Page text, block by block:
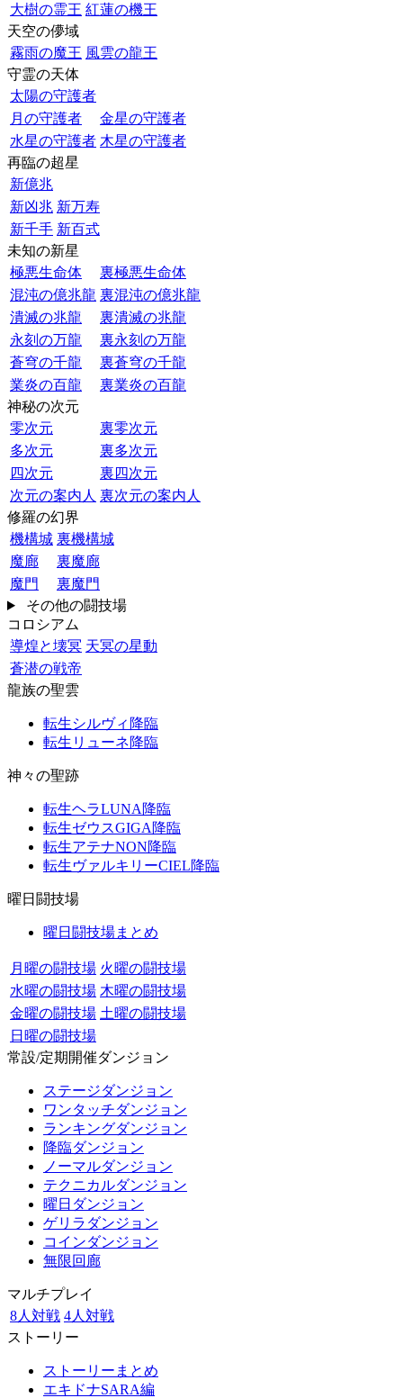
大樹の霊王 紅蓮の機王
天空の儚域
霧雨の魔王 風雲の龍王
守霊の天体
太陽の守護者
月の守護者
金星の守護者
水星の守護者 木星の守護者
再臨の超星
新億兆
新凶兆 新万寿
新千手 新百式
未知の新星
極悪生命体
裏極悪生命体
混沌の億兆龍 裏混沌の億兆龍
潰滅の兆龍
裏潰滅の兆龍
永刻の万龍
裏永刻の万龍
蒼穹の千龍
裏蒼穹の千龍
業炎の百龍
裏業炎の百龍
神秘の次元
零次元
裏零次元
多次元
裏多次元
四次元
裏四次元
次元の案内人 裏次元の案内人
修羅の幻界
機構城 裏機構城
魔廊
裏魔廊
魔門
裏魔門
その他の闘技場
コロシアム
導煌と壊冥 天冥の星動
蒼潜の戦帝
龍族の聖雲
転生シルヴィ降臨
転生リューネ降臨
神々の聖跡
転生ヘラLUNA降臨
転生ゼウスGIGA降臨
転生アテナNON降臨
転生ヴァルキリーCIEL降臨
曜日闘技場
曜日闘技場まとめ
月曜の闘技場 火曜の闘技場
水曜の闘技場 木曜の闘技場
金曜の闘技場 土曜の闘技場
日曜の闘技場
常設/定期開催ダンジョン
ステージダンジョン
ワンタッチダンジョン
ランキングダンジョン
降臨ダンジョン
ノーマルダンジョン
テクニカルダンジョン
曜日ダンジョン
ゲリラダンジョン
コインダンジョン
無限回廊
マルチプレイ
8人対戦 4人対戦
ストーリー
ストーリーまとめ
エキドナSARA編